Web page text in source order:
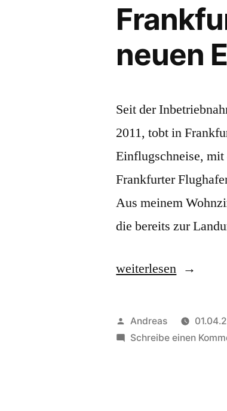
neuen
Seit der
2011, tobt in
Einflugschneise, mit
Frankfurter
Aus meinem
die bereits zur
„Frankfurter
–
von
weiterlesen
Veröffentlicht
von
Andreas
Schreibe einen